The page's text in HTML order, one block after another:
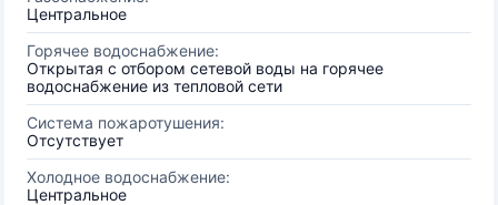
Центральное
Горячее водоснабжение:
Открытая с отбором сетевой воды на горячее
водоснабжение из тепловой сети
Система пожаротушения:
Отсутствует
Холодное водоснабжение:
Центральное